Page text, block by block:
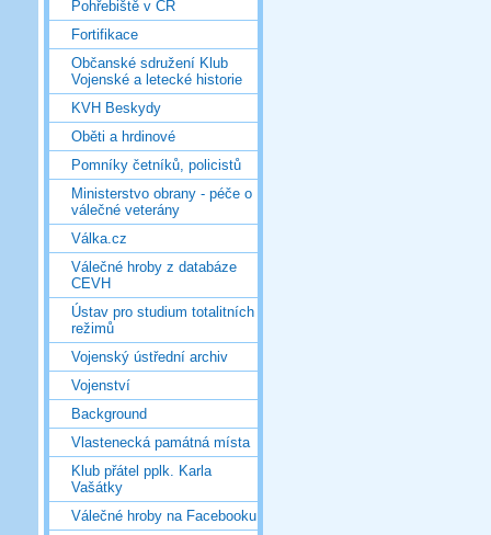
Pohřebiště v ČR
Fortifikace
Občanské sdružení Klub
Vojenské a letecké historie
KVH Beskydy
Oběti a hrdinové
Pomníky četníků, policistů
Ministerstvo obrany - péče o
válečné veterány
Válka.cz
Válečné hroby z databáze
CEVH
Ústav pro studium totalitních
režimů
Vojenský ústřední archiv
Vojenství
Background
Vlastenecká památná místa
Klub přátel pplk. Karla
Vašátky
Válečné hroby na Facebooku